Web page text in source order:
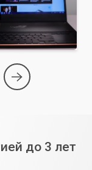
до 3 лет